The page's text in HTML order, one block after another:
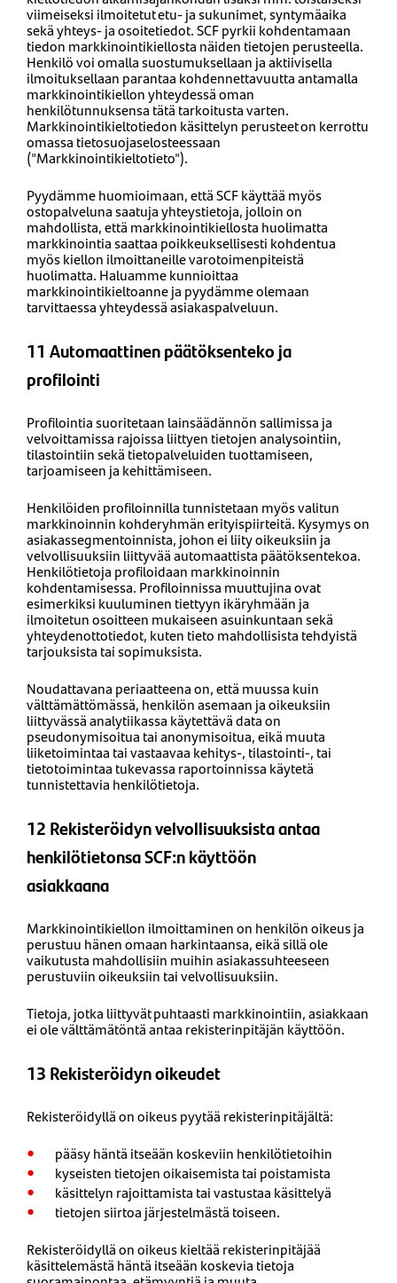
viimeiseksi ilmoitetut etu- ja sukunimet, syntymäaika
sekä yhteys- ja osoitetiedot. SCF pyrkii kohdentamaan
tiedon markkinointikiellosta näiden tietojen perusteella.
Henkilö voi omalla suostumuksellaan ja aktiivisella
ilmoituksellaan parantaa kohdennettavuutta antamalla
markkinointikiellon yhteydessä oman
henkilötunnuksensa tätä tarkoitusta varten.
Markkinointikieltotiedon käsittelyn perusteet on kerrottu
omassa tietosuojaselosteessaan
("Markkinointikieltotieto").
Pyydämme huomioimaan, että SCF käyttää myös
ostopalveluna saatuja yhteystietoja, jolloin on
mahdollista, että markkinointikiellosta huolimatta
markkinointia saattaa poikkeuksellisesti kohdentua
myös kiellon ilmoittaneille varotoimenpiteistä
huolimatta. Haluamme kunnioittaa
markkinointikieltoanne ja pyydämme olemaan
tarvittaessa yhteydessä asiakaspalveluun.
11 Automaattinen päätöksenteko ja
profilointi
Profilointia suoritetaan lainsäädännön sallimissa ja
velvoittamissa rajoissa liittyen tietojen analysointiin,
tilastointiin sekä tietopalveluiden tuottamiseen,
tarjoamiseen ja kehittämiseen.
Henkilöiden profiloinnilla tunnistetaan myös valitun
markkinoinnin kohderyhmän erityispiirteitä. Kysymys on
asiakassegmentoinnista, johon ei liity oikeuksiin ja
velvollisuuksiin liittyvää automaattista päätöksentekoa.
Henkilötietoja profiloidaan markkinoinnin
kohdentamisessa. Profiloinnissa muuttujina ovat
esimerkiksi kuuluminen tiettyyn ikäryhmään ja
ilmoitetun osoitteen mukaiseen asuinkuntaan sekä
yhteydenottotiedot, kuten tieto mahdollisista tehdyistä
tarjouksista tai sopimuksista.
Noudattavana periaatteena on, että muussa kuin
välttämättömässä, henkilön asemaan ja oikeuksiin
liittyvässä analytiikassa käytettävä data on
pseudonymisoitua tai anonymisoitua, eikä muuta
liiketoimintaa tai vastaavaa kehitys-, tilastointi-, tai
tietotoimintaa tukevassa raportoinnissa käytetä
tunnistettavia henkilötietoja.
12 Rekisteröidyn velvollisuuksista antaa
henkilötietonsa SCF:n käyttöön
asiakkaana
Markkinointikiellon ilmoittaminen on henkilön oikeus ja
perustuu hänen omaan harkintaansa, eikä sillä ole
vaikutusta mahdollisiin muihin asiakassuhteeseen
perustuviin oikeuksiin tai velvollisuuksiin.
Tietoja, jotka liittyvät puhtaasti markkinointiin, asiakkaan
ei ole välttämätöntä antaa rekisterinpitäjän käyttöön.
13 Rekisteröidyn oikeudet
Rekisteröidyllä on oikeus pyytää rekisterinpitäjältä:
pääsy häntä itseään koskeviin henkilötietoihin
kyseisten tietojen oikaisemista tai poistamista
käsittelyn rajoittamista tai vastustaa käsittelyä
tietojen siirtoa järjestelmästä toiseen.
Rekisteröidyllä on oikeus kieltää rekisterinpitäjää
käsittelemästä häntä itseään koskevia tietoja